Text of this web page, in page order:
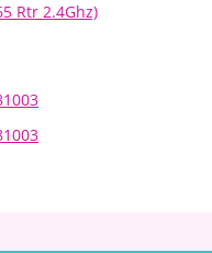
Rtr 2.4Ghz)